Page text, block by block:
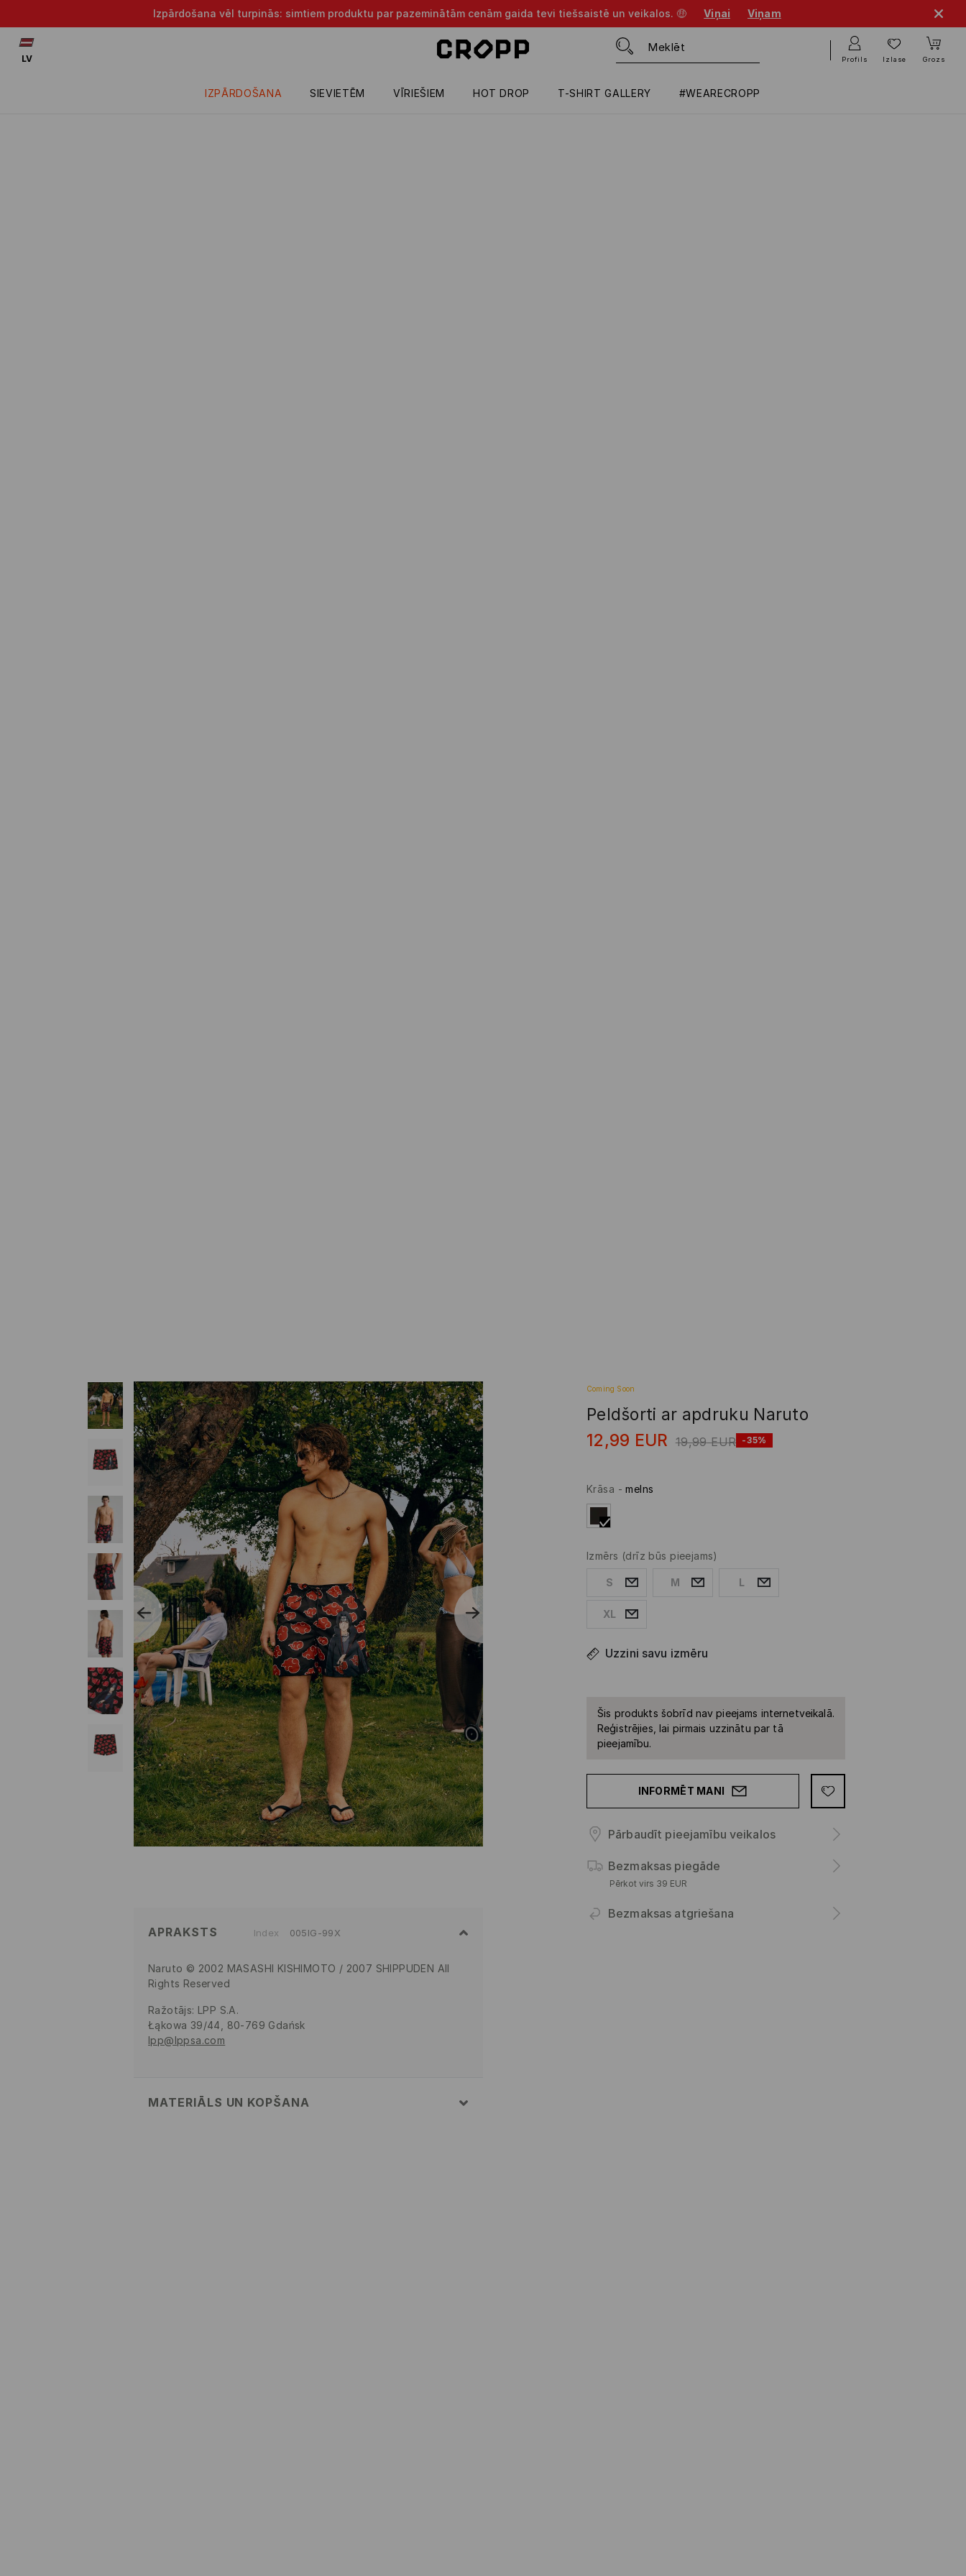
Izpārdošana vēl turpinās: simtiem produktu par pazeminātām cenām gaida tevi tiešsaistē un veikalos. 🤑 Viņai Viņam
IZPĀRDOŠANA SIEVIETĒM VĪRIEŠIEM HOT DROP T-SHIRT GALLERY #WEARECROPP
LV Profils Izlase Grozs
Coming Soon
Peldšorti ar apdruku Naruto
12,99 EUR 19,99 EUR -35%
Krāsa -melns
Izmērs (drīz būs pieejams)
S M L
XL
Uzzini savu izmēru
Šis produkts šobrīd nav pieejams internetveikalā.
Reģistrējies, lai pirmais uzzinātu par tā
pieejamību.
INFORMĒT MANI
Pārbaudīt pieejamību veikalos
Bezmaksas piegāde
Pērkot virs 39 EUR
Bezmaksas atgriešana
APRAKSTS
Index 005IG-99X
Naruto © 2002 MASASHI KISHIMOTO / 2007 SHIPPUDEN All
Rights Reserved
Ražotājs: LPP S.A.
Łąkowa 39/44, 80-769 Gdańsk
lpp@lppsa.com
MATERIĀLS UN KOPŠANA